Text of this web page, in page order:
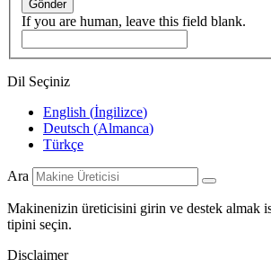
Gönder
If you are human, leave this field blank.
Dil Seçiniz
English (İngilizce)
Deutsch (Almanca)
Türkçe
Ara
Makinenizin üreticisini girin ve destek almak
tipini seçin.
Disclaimer